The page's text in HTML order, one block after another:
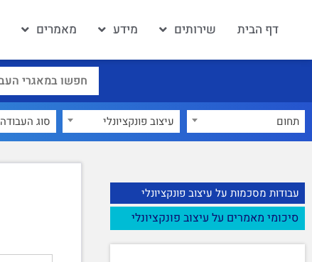
דף הבית שירותים מידע מאמרים
תחום עיצוב פונקציונלי
עבודות מסכמות על עיצוב פונקציונלי
סיכומי מאמרים על עיצוב פונקציונלי